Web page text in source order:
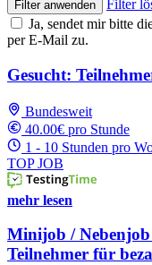
Filter anwenden
Filter
Ja, sendet mir bitte
per E-Mail zu.
Gesucht:
Bundesweit
40.00€ pro Stunde
1 - 10 Stunden pro
TOP JOB
mehr lesen
Minijob /
Teilnehmer für